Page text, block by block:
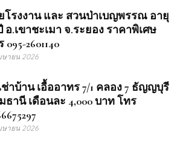
โรงงาน และ สวนป่าเบญพรรณ อายุ
อ.เขาชะเมา จ.ระยอง ราคาพิเศษ
095-2601140
ษายน 2026
ช่าบ้าน เอื้ออาทร 7/1 คลอง 7 ธัญญบุรี
ธานี เดือนละ 4,000 บาท โทร
ษายน 2026